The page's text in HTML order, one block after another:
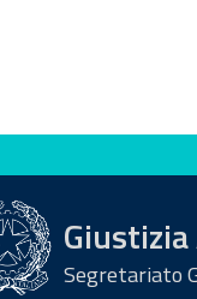
sito
Segretariato